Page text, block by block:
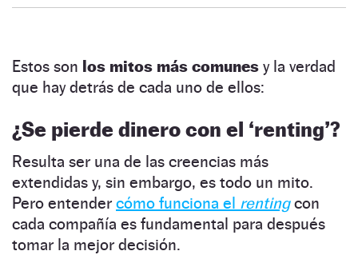
Estos son los mitos más comunes y la verdad
que hay detrás de cada uno de ellos:
¿Se pierde dinero con el ‘renting’?
Resulta ser una de las creencias más
extendidas y, sin embargo, es todo un mito.
Pero entender cómo funciona el rentingcon
cada compañía es fundamental para después
tomar la mejor decisión.